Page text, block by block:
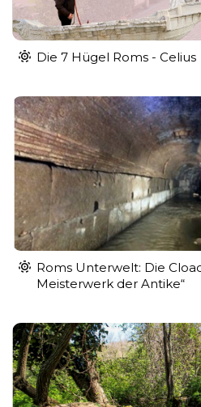
Die 7 Hügel Roms - Celius
Roms Unterwelt: Die
Meisterwerk der Antike“